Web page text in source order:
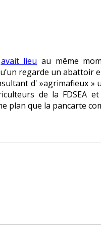
avait lieu au même
regarde un abattoir
d' »agrimafieux »
de la FDSEA
plan que la pancarte